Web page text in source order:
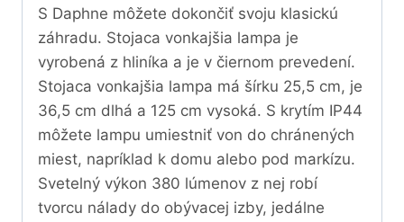
S Daphne môžete dokončiť svoju klasickú
záhradu. Stojaca vonkajšia lampa je
vyrobená z hliníka a je v čiernom prevedení.
Stojaca vonkajšia lampa má šírku 25,5 cm, je
36,5 cm dlhá a 125 cm vysoká. S krytím IP44
môžete lampu umiestniť von do chránených
miest, napríklad k domu alebo pod markízu.
Svetelný výkon 380 lúmenov z nej robí
tvorcu nálady do obývacej izby, jedálne